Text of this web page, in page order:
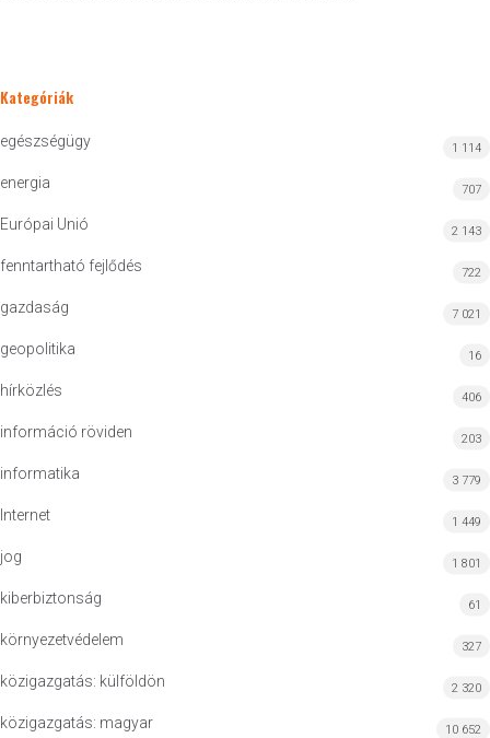
Kategóriák
egészségügy 1 114
energia 707
Európai Unió 2 143
fenntartható fejlődés 722
gazdaság 7 021
geopolitika 16
hírközlés 406
információ röviden 203
informatika 3 779
Internet 1 449
jog 1 801
kiberbiztonság 61
környezetvédelem 327
közigazgatás: külföldön 2 320
közigazgatás: magyar 10 652